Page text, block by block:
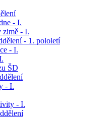
- I.
zimě - I.
- 1. pololetí
- I.
ŠD
- I.
- I.